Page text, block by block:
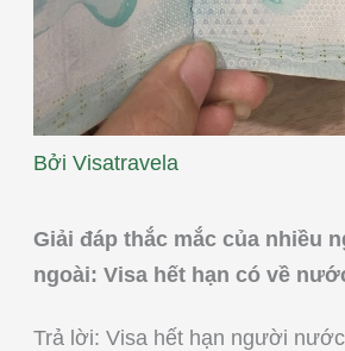
Bởi Visatravela
Giải đáp thắc mắc của nhiều
ngoài: Visa hết hạn có về
Trả lời: Visa hết hạn người